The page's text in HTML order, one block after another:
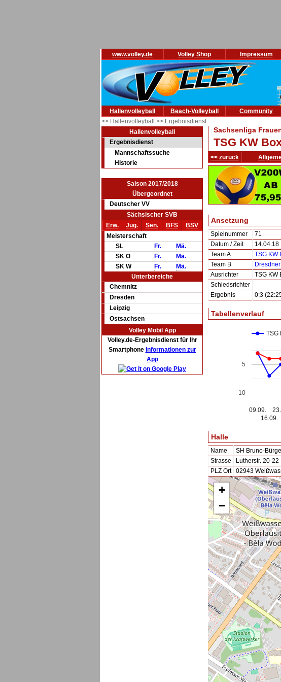
www.volley.de Volley Shop Impressum
Hallenvolleyball Beach-Volleyball Community
>> Hallenvolleyball >> Ergebnisdienst
Hallenvolleyball
Ergebnisdienst
Mannschaftssuche
Historie
Saison 2017/2018
Übergeordnet
Deutscher VV
Sächsischer SVB
Erw.
Jug. Sen. BFS
BSV
Meisterschaft
SL
Fr.
Mä.
SK O
Fr.
Mä.
SK W
Fr.
Mä.
Unterbereiche
Chemnitz
Dresden
Leipzig
Ostsachsen
Volley Mobil App
Volley.de-Ergebnisdienst für Ihr
Smartphone Informationen zur
App
Sachsenliga
TSG KW
<< zurück
Ansetzung
Spielnummer
71
Datum / Zeit
14.04.18
Team A
TSG KW
Team B
Dresdner
Ausrichter
TSG KW
Schiedsrichter
Ergebnis
0:3
Tabellenverlauf
TSG
09.09.
16.09.
5
10
Halle
Name
SH Bruno-
Strasse
Lutherstr. 20-22
PLZ Ort
02943
+
−